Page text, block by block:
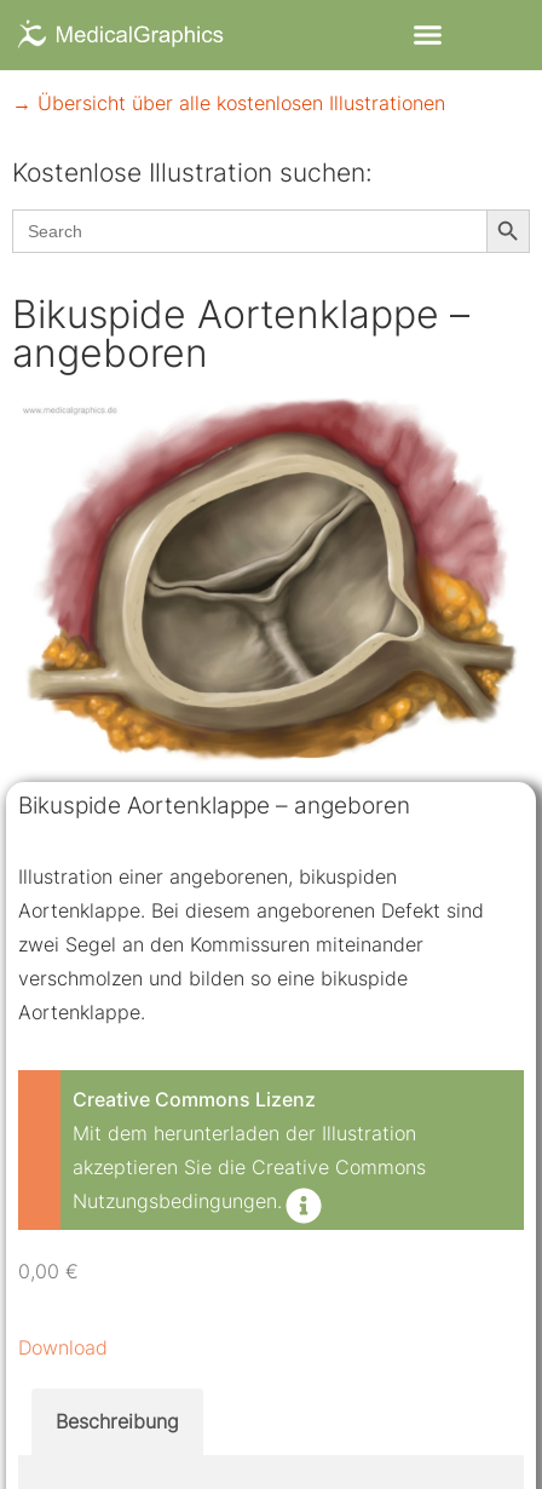
→ Übersicht über alle kostenlosen Illustrationen
Kostenlose Illustration suchen:​
Search
for:
Bikuspide Aortenklappe –
angeboren
Bikuspide Aortenklappe – angeboren
Illustration einer angeborenen, bikuspiden
Aortenklappe. Bei diesem angeborenen Defekt sind
zwei Segel an den Kommissuren miteinander
verschmolzen und bilden so eine bikuspide
Aortenklappe.
Creative Commons Lizenz
Mit dem herunterladen der Illustration
akzeptieren Sie die Creative Commons
Nutzungsbedingungen.
0,00 €
Download
Beschreibung